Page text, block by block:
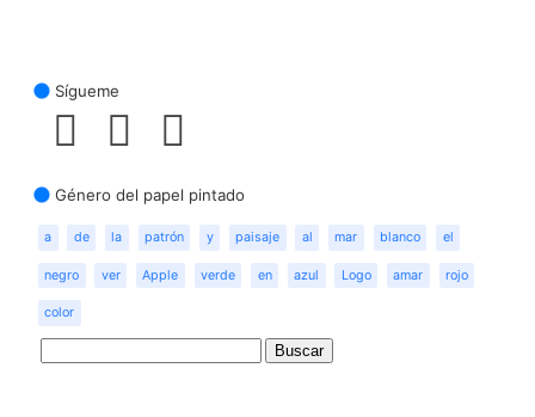
Sígueme
Género del papel pintado
a de la patrón y paisaje al mar blanco el
negro ver Apple verde en azul Logo amar rojo
color